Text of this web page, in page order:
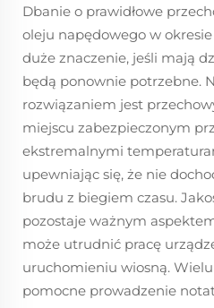
Dbanie o prawidłowe
oleju napędowego w
duże znaczenie, jeśli mają
będą ponownie potrzebne.
rozwiązaniem jest
miejscu zabezpieczonym
ekstremalnymi
upewniając się, że nie
brudu z biegiem czasu.
pozostaje ważnym
może utrudnić pracę
uruchomieniu wiosną.
pomocne prowadzenie